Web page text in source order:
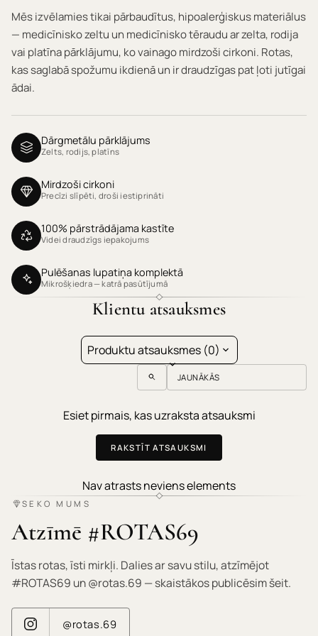
Mēs izvēlamies tikai pārbaudītus, hipoalerģiskus materiālus
— medicīnisko zeltu un medicīnisko tēraudu ar zelta, rodija
vai platīna pārklājumu, ko vainago mirdzoši cirkoni. Rotas,
kas saglabā spožumu ikdienā un ir draudzīgas pat ļoti jutīgai
ādai.
Dārgmetālu pārklājums
Zelts, rodijs, platīns
Mirdzoši cirkoni
Precīzi slīpēti, droši iestiprināti
100% pārstrādājama kastīte
Videi draudzīgs iepakojums
Pulēšanas lupatiņa komplektā
Mikrošķiedra — katrā pasūtījumā
Klientu atsauksmes
Produktu atsauksmes (0)
Sort reviews by
Esiet pirmais, kas uzraksta atsauksmi
RAKSTĪT ATSAUKSMI
Nav atrasts neviens elements
SEKO MUMS
Atzīmē #ROTAS69
Īstas rotas, īsti mirkļi. Dalies ar savu stilu, atzīmējot
#ROTAS69 un @rotas.69 — skaistākos publicēsim šeit.
@rotas.69